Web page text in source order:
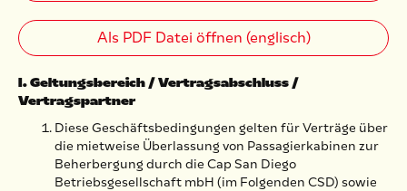
Als PDF Datei öffnen (englisch)
I. Geltungsbereich / Vertragsabschluss /
Vertragspartner
Diese Geschäftsbedingungen gelten für Verträge über
die mietweise Überlassung von Passagierkabinen zur
Beherbergung durch die Cap San Diego
Betriebsgesellschaft mbH (im Folgenden CSD) sowie